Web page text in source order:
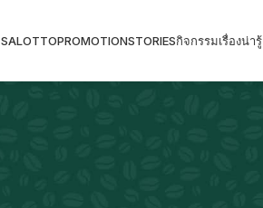
SALOTTOPROMOTIONSTORIESกิจกรรมเรื่องน่ารู้